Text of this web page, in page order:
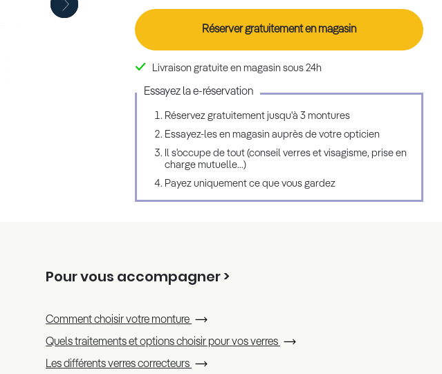
Réserver gratuitement en magasin
Livraison gratuite en magasin sous 24h
Essayez la e-réservation
Réservez gratuitement jusqu'à 3 montures
Essayez-les en magasin auprès de votre opticien
Il s'occupe de tout (conseil verres et visagisme, prise en
charge mutuelle...)
Payez uniquement ce que vous gardez
Pour vous accompagner >
Comment choisir votre monture
Quels traitements et options choisir pour vos verres
Les différents verres correcteurs